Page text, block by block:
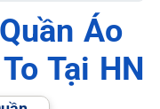
Áo
Tại HN